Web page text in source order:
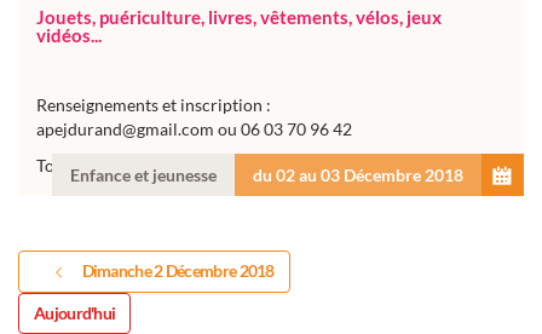
Jouets, puériculture, livres, vêtements, vélos, jeux
vidéos...
Renseignements et inscription :
apejdurand@gmail.com ou 06 03 70 96 42
Tous les bénéfices participent au financement des...
Enfance et jeunesse du 02 au 03 Décembre 2018
Dimanche 2 Décembre 2018
Aujourd'hui